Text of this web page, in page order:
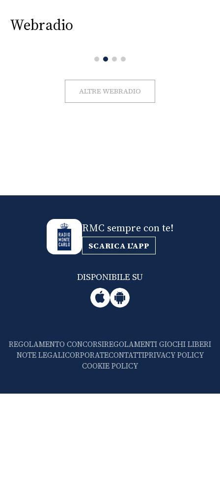
Webradio
ALTRE WEBRADIO
RMC sempre con te!
SCARICA L'APP
DISPONIBILE SU
REGOLAMENTO CONCORSIREGOLAMENTI GIOCHI LIBERI
NOTE LEGALICORPORATECONTATTIPRIVACY POLICY
COOKIE POLICY